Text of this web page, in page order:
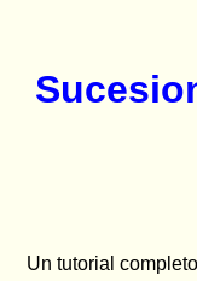
Un tutorial